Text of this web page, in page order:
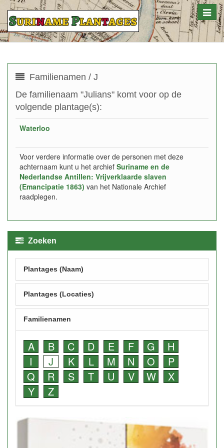
Toggle
Familienamen / J
De familienaam "Julians" komt voor op de
volgende plantage(s):
Waterloo
Voor verdere informatie over de personen met deze
achternaam kunt u het archief Suriname en de
Nederlandse Antillen: Vrijverklaarde slaven
(Emancipatie 1863) van het Nationale Archief
raadplegen.
Zoeken
Plantages (Naam)
Plantages (Locaties)
Familienamen
A B C D E F G
H
I
J K L M N O
P
Q
R S T U V W
X
Y
Z